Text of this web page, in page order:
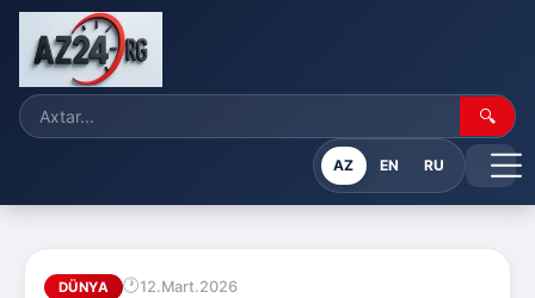
🔍
AZ EN RU
DÜNYA 12.Mart.2026